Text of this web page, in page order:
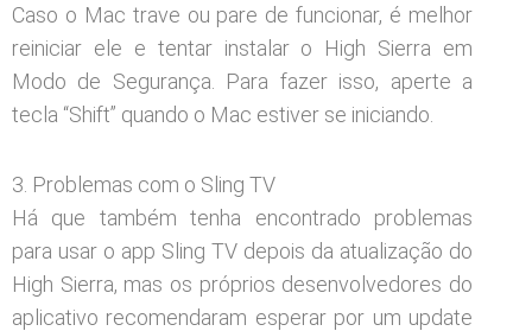
Caso o Mac trave ou pare de funcionar, é melhor
reiniciar ele e tentar instalar o High Sierra em
Modo de Segurança. Para fazer isso, aperte a
tecla “Shift” quando o Mac estiver se iniciando.
3. Problemas com o Sling TV
Há que também tenha encontrado problemas
para usar o app Sling TV depois da atualização do
High Sierra, mas os próprios desenvolvedores do
aplicativo recomendaram esperar por um update